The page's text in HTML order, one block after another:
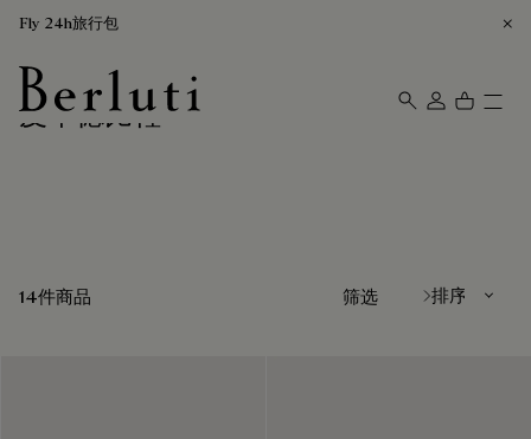
Fly 24h旅行包
Berluti homepage
皮革德比鞋
14件商品 筛选